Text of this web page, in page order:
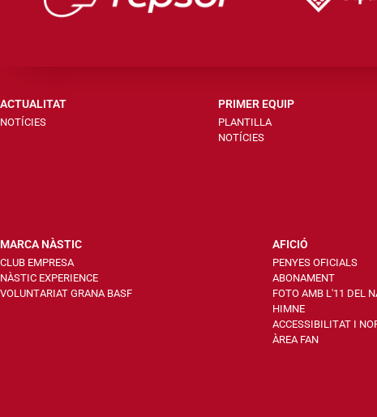
ACTUALITAT
NOTÍCIES
PRIMER EQUIP
PLANTILLA
NOTÍCIES
MARCA NÀSTIC
CLUB EMPRESA
NÀSTIC EXPERIENCE
VOLUNTARIAT GRANA BASF
AFICIÓ
PENYES OFICIALS
ABONAMENT
FOTO AMB L'11 DEL
HIMNE
ACCESSIBILITAT I
ÀREA FAN